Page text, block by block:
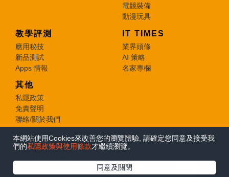
本網站使用Cookies來改善您的瀏覽體驗, 請確定您同意及接受我
們的私隱政策與使用條款才繼續瀏覽。
同意及關閉
電競裝備
動漫玩具
教學評測
應用秘技
新品測試
Apps 情報
IT TIMES
業界頭條
AI 策略
名家專欄
其他
私隱政策
免責聲明
聯絡/關於我們
© 2026 e-zone. All Rights Reserved.